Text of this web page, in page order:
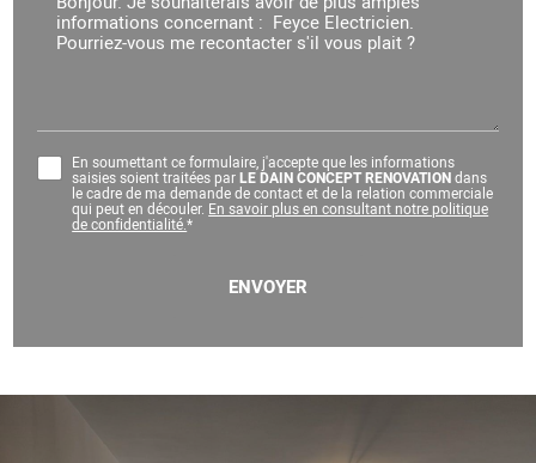
En soumettant ce formulaire, j'accepte que les informations
saisies soient traitées parLE DAIN CONCEPT RENOVATIONdans
le cadre de ma demande de contact et de la relation commerciale
qui peut en découler. En savoir plus en consultant notre politique
de confidentialité.*